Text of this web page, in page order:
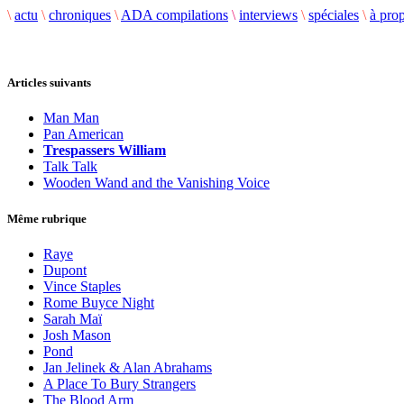
\ actu \ chroniques \ ADA compilations \ interviews \ spéciales \ à
Articles suivants
Man Man
Pan American
Trespassers William
Talk Talk
Wooden Wand and the Vanishing Voice
Même rubrique
Raye
Dupont
Vince Staples
Rome Buyce Night
Sarah Maï
Josh Mason
Pond
Jan Jelinek & Alan Abrahams
A Place To Bury Strangers
The Blood Arm